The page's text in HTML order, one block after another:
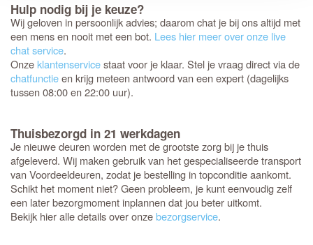
Hulp nodig bij je keuze?
Wij geloven in persoonlijk advies; daarom chat je bij ons altijd met
een mens en nooit met een bot. Lees hier meer over onze live
chat service.
Onzeklantenservicestaat voor je klaar. Stel je vraag direct via de
chatfunctieen krijg meteen antwoord van een expert (dagelijks
tussen 08:00 en 22:00 uur).
Thuisbezorgd in 21 werkdagen
Je nieuwe deuren worden met de grootste zorg bij je thuis
afgeleverd. Wij maken gebruik van het gespecialiseerde transport
van Voordeeldeuren, zodat je bestelling in topconditie aankomt.
Schikt het moment niet? Geen probleem, je kunt eenvoudig zelf
een later bezorgmoment inplannen dat jou beter uitkomt.
Bekijk hier alle details over onzebezorgservice.